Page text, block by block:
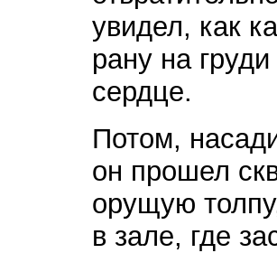
увидел, как
рану на
сердце.
Потом,
он прошел
орущую
в зале, где